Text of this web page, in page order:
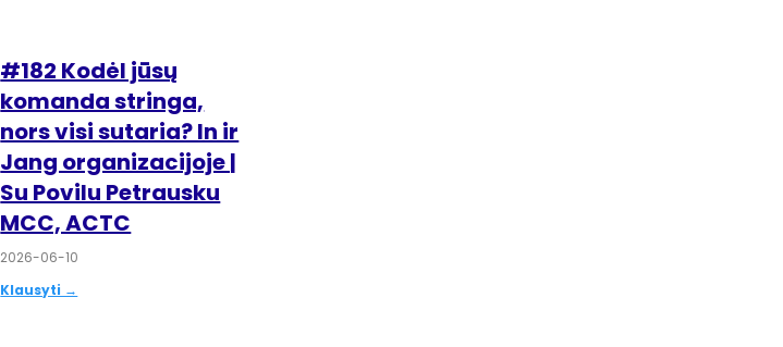
#182 Kodėl jūsų
komanda stringa,
nors visi sutaria? In ir
Jang organizacijoje |
Su Povilu Petrausku
MCC, ACTC
2026-06-10
Klausyti →